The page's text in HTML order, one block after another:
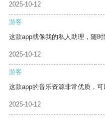
2025-10-12
游客
这款app就像我的私人助理，随时
2025-10-12
游客
这款app的音乐资源非常优质，可
2025-10-12